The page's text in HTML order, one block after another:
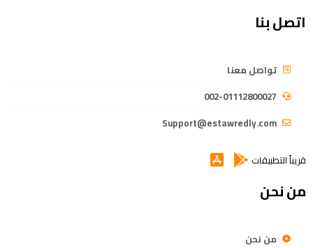
اتصل بنا
تواصل معنا
002-01112800027
Support@estawredly.com
قريباً التطبيقات
من نحن
من نحن